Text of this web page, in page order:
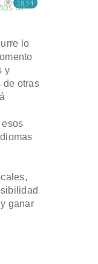
de
1834
lo
y
de otras
esos
ganar